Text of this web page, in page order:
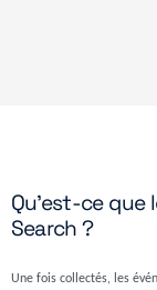
Qu'est-ce que
Search ?
Une fois collectés, les